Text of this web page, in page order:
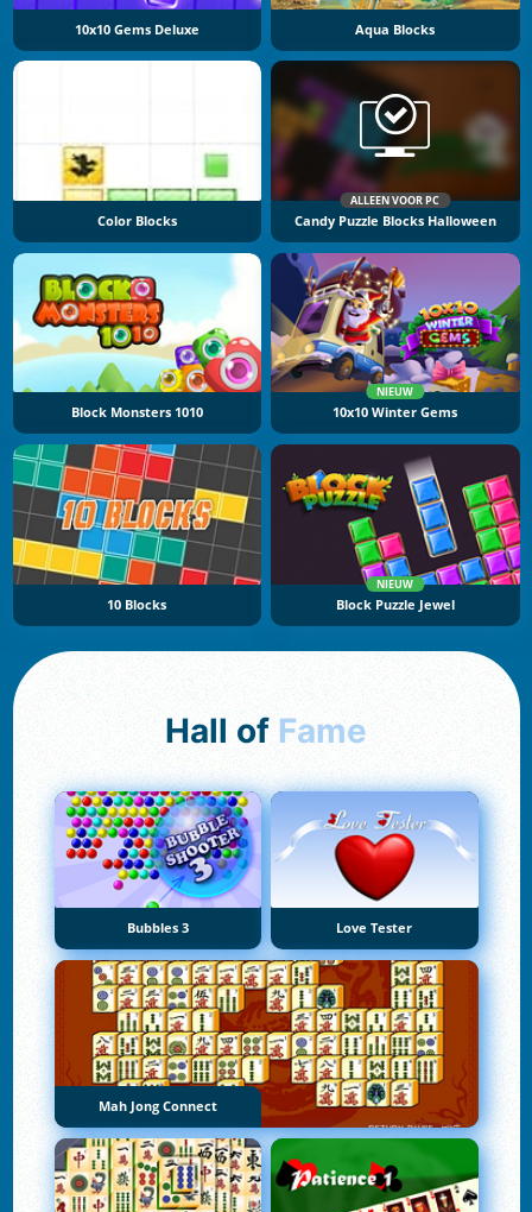
10x10 Gems Deluxe Aqua Blocks
Color Blocks
ALLEEN VOOR PC
Candy Puzzle Blocks Halloween
Block Monsters 1010
NIEUW
10x10 Winter Gems
10 Blocks
NIEUW
Block Puzzle Jewel
Hall of Fame
Bubbles 3 Love Tester
Mah Jong Connect